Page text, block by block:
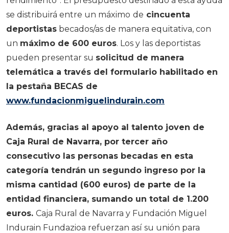
se distribuirá entre un máximo de cincuenta
deportistas becados/as de manera equitativa, con
un máximo de 600 euros. Los y las deportistas
pueden presentar su solicitud de manera
telemática a través del formulario habilitado en
la pestaña BECAS de
www.fundacionmiguelindurain.com
Además, gracias al apoyo al talento joven de
Caja Rural de Navarra, por tercer año
consecutivo las personas becadas en esta
categoría tendrán un segundo ingreso por la
misma cantidad (600 euros) de parte de la
entidad financiera, sumando un total de 1.200
euros. Caja Rural de Navarra y Fundación Miguel
Indurain Fundazioa refuerzan así su unión para